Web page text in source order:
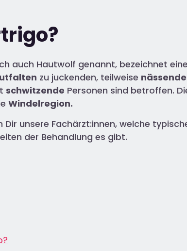
auch Hautwolf genannt, bezeichnet eine
zu juckenden, teilweise
schwitzende Personen sind betroffen.
Windelregion.
unsere Fachärzt:innen, welche
der Behandlung es gibt.